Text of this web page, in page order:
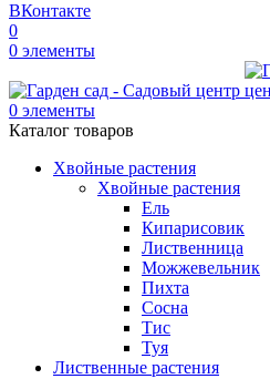
ВКонтакте
0
0 элементы
0 элементы
Каталог товаров
Хвойные растения
Хвойные растения
Ель
Кипарисовик
Лиственница
Можжевельник
Пихта
Сосна
Тис
Туя
Лиственные растения